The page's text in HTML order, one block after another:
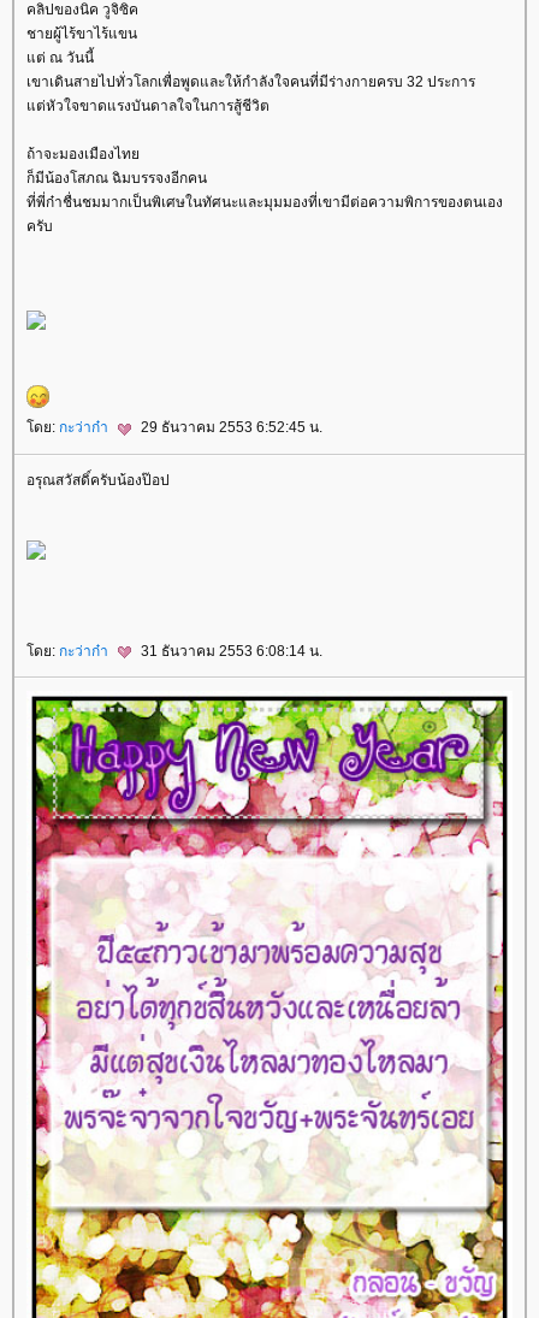
คลิปของนิค วูจิซิค
ชายผู้ไร้ขาไร้แขน
ต่ ณ วันนี้
เขาเดินสายไปทั่วโลกเพื่อพูดและให้กำลังใจคนที่มีร่างกายครบ 32 ประการ
ต่หัวใจขาดแรงบันดาลใจในการสู้ชีวิต
ถ้าจะมองเมืองไท
ก็มีน้องโสภณ ฉิมบรรจงอีกคน
ที่พี่ก๋าชื่นชมมากเป็นพิเศษในทัศนะและมุมมองที่เขามีต่อความพิการของตนเอง
ครับ
ดย: กะว่าก๋า 29 ธันวาคม 2553 6:52:45 น.
อรุณสวัสดิ์ครับน้องป๊อป
ดย: กะว่าก๋า 31 ธันวาคม 2553 6:08:14 น.